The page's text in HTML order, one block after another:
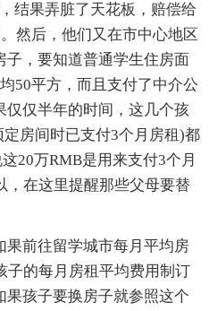
结果弄脏了天花板，赔偿给
然后，他们又在市中心地区
，要知道普通学生住房面
50平方，而且支付了中介公
仅仅半年的时间，这几个孩
房间时已支付3个月房租)都
20万RMB是用来支付3个月
，在这里提醒那些父母要替
果前往留学城市每月平均房
子的每月房租平均费用制订
果孩子要换房子就参照这个